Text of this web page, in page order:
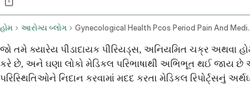
હોમ આરોગ્ય બ્લોગ Gynecological
જો તમે ક્યારેય પીડાદાયક પીરિયડ્સ, અનિયમિત ચક્ર અથવા
કરે છે, અને ઘણા લોકો મેડિકલ પરિભાષાથી અભિભૂત થઈ જાય છે
પરિસ્થિતિઓને નિદાન કરવામાં મદદ કરતા મેડિકલ રિપોર્ટ્સનું